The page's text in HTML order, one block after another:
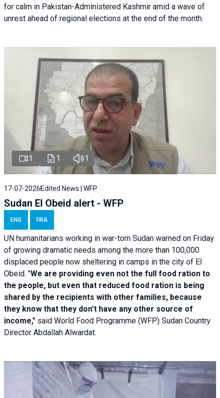
for calm in Pakistan-Administered Kashmir amid a wave of
unrest ahead of regional elections at the end of the month.
1 1 1
17-07-2026 Edited News | WFP
Sudan El Obeid alert - WFP
ENG FRA
UN humanitarians working in war-torn Sudan warned on Friday
of growing dramatic needs among the more than 100,000
displaced people now sheltering in camps in the city of El
Obeid. "We are providing even not the full food ration to
the people, but even that reduced food ration is being
shared by the recipients with other families, because
they know that they don't have any other source of
income," said World Food Programme (WFP) Sudan Country
Director Abdallah Alwardat.